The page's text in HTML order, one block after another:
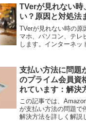
画中の方に役立つ情報
TVerが見れない時
い？原因と対処法
TVerが見れない時の原
マホ、パソコン、テレ
します。インターネッ
支払い方法に問題
のプライム会員資
れています：解決
この記事では、
が支払い方法の問題で
解決方法を詳しく解説